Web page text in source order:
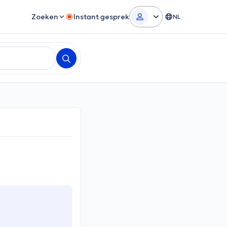
Zoeken Instant gesprek NL